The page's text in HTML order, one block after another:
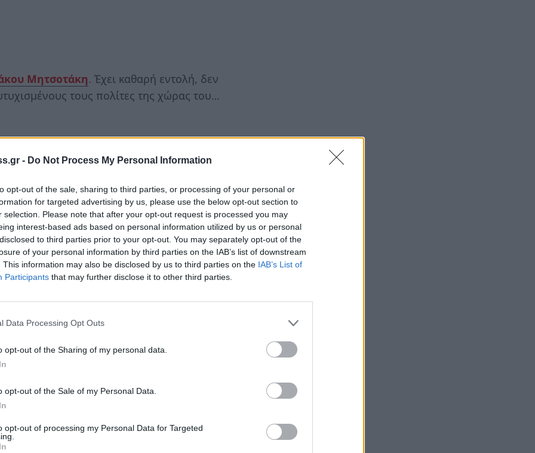
- Do Not Process My Personal Information
opt-out of the sale, sharing to third parties, or processing of your personal or
for targeted advertising by us, please use the below opt-out section to
selection. Please note that after your opt-out request is processed you may
interest-based ads based on personal information utilized by us or personal
to third parties prior to your opt-out. You may separately opt-out of the
of your personal information by third parties on the IAB’s list of downstream
This information may also be disclosed by us to third parties on the IAB’s List of
Participants that may further disclose it to other third parties.
Data Processing Opt Outs
opt-out of the Sharing of my personal data.
opt-out of the Sale of my Personal Data.
opt-out of processing my Personal Data for Targeted
Μητσοτάκη. Έχει καθαρή εντολή, δεν
τους πολίτες της χώρας του…
σκληρά στις εκλογές της Αυτοδιοίκησης
και ικανά διατεθειμένα αντί για
Αλλιώς η εμπλοκή της θα
μπορούσαν να πιστέψουν τις 20 μονάδες
δημοσκοπήσεων, στοιχημάτων,
μεγάλο πόθο για την Κυβέρνηση
με ΙΧ μόνο την Κυριακή, κόβεις το
ανάσα του διαρρήκτη, ετοιμάζεις
να μην χρειαστείς Νοσοκομείο,
σου, σκοτώνονται τα παιδιά του